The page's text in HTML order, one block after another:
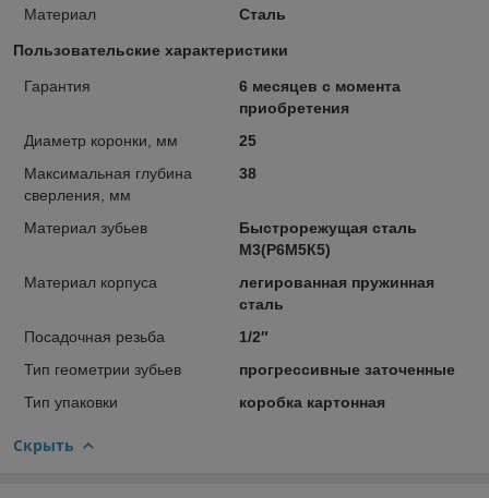
Материал
Сталь
Пользовательские характеристики
Гарантия
6 месяцев с момента
приобретения
Диаметр коронки, мм
25
Максимальная глубина
сверления, мм
38
Материал зубьев
Быстрорежущая сталь
М3(Р6М5К5)
Материал корпуса
легированная пружинная
сталь
Посадочная резьба
1/2″
Тип геометрии зубьев
прогрессивные заточенные
Тип упаковки
коробка картонная
Скрыть